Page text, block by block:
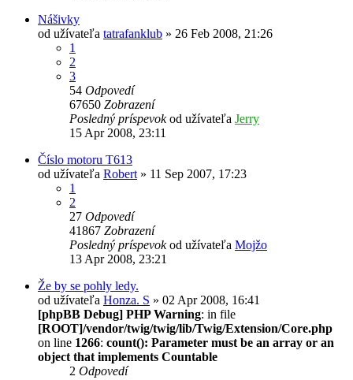
Nášivky
od užívateľa tatrafanklub » 26 Feb 2008, 21:26
1
2
3
54 Odpovedí
67650 Zobrazení
Posledný príspevokod užívateľa Jerry
15 Apr 2008, 23:11
Číslo motoru T613
od užívateľa Robert » 11 Sep 2007, 17:23
1
2
27 Odpovedí
41867 Zobrazení
Posledný príspevokod užívateľa Mojžo
13 Apr 2008, 23:21
Že by se pohly ledy.
od užívateľa Honza. S » 02 Apr 2008, 16:41
[phpBB Debug] PHP Warning: in file
[ROOT]/vendor/twig/twig/lib/Twig/Extension/Core.php
on line 1266: count(): Parameter must be an array or an
object that implements Countable
2 Odpovedí